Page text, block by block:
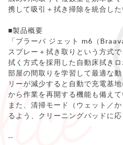
携して吸引＋拭き掃除を統合した
■製品概要
「ブラーバ ジェット m6（
スプレー＋拭き取りという方式
拭く方式を採用した自動床拭きロ
部屋の間取りを学習して最適な
リーが減少すると自動で充電基
から作業を再開する機能も備えて
また、清掃モード（ウェット／
るよう、クリーニングパッドに
--